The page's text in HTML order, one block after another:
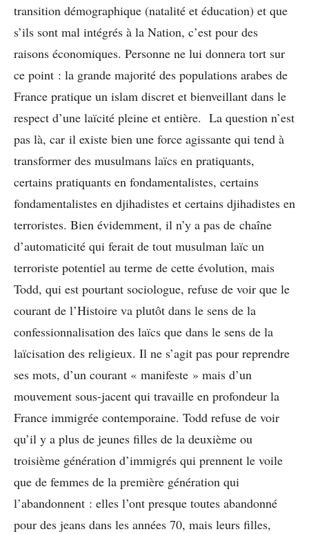
transition démographique (natalité et éducation) et que
s’ils sont mal intégrés à la Nation, c’est pour des
raisons économiques. Personne ne lui donnera tort sur
ce point : la grande majorité des populations arabes de
France pratique un islam discret et bienveillant dans le
respect d’une laïcité pleine et entière. La question n’est
pas là, car il existe bien une force agissante qui tend à
transformer des musulmans laïcs en pratiquants,
certains pratiquants en fondamentalistes, certains
fondamentalistes en djihadistes et certains djihadistes en
terroristes. Bien évidemment, il n’y a pas de chaîne
d’automaticité qui ferait de tout musulman laïc un
terroriste potentiel au terme de cette évolution, mais
Todd, qui est pourtant sociologue, refuse de voir que le
courant de l’Histoire va plutôt dans le sens de la
confessionnalisation des laïcs que dans le sens de la
laïcisation des religieux. Il ne s’agit pas pour reprendre
ses mots, d’un courant « manifeste » mais d’un
mouvement sous-jacent qui travaille en profondeur la
France immigrée contemporaine. Todd refuse de voir
qu’il y a plus de jeunes filles de la deuxième ou
troisième génération d’immigrés qui prennent le voile
que de femmes de la première génération qui
l’abandonnent : elles l’ont presque toutes abandonné
pour des jeans dans les années 70, mais leurs filles,